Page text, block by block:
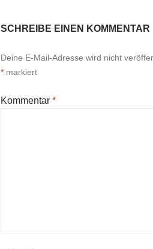
SCHREIBE EINEN KOMMENTAR
Deine E-Mail-Adresse wird nicht
* markiert
Kommentar *